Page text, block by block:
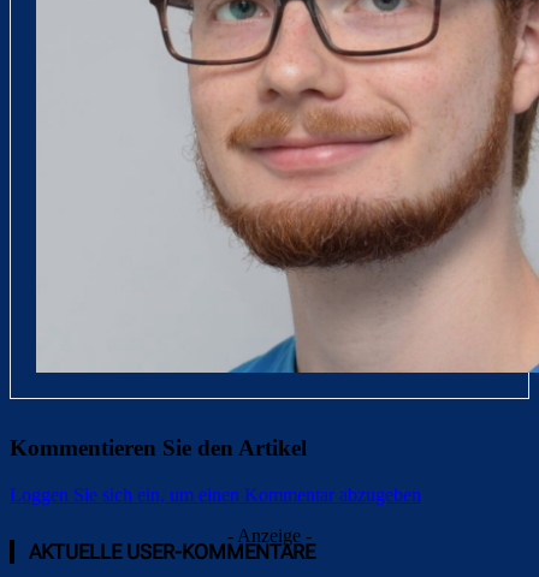
Kommentieren Sie den Artikel
Loggen Sie sich ein, um einen Kommentar abzugeben
- Anzeige -
AKTUELLE USER-KOMMENTARE